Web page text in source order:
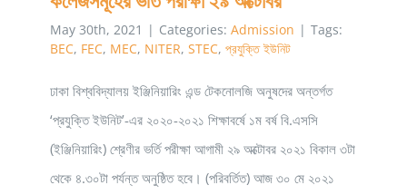
May 30th, 2021 | Categories: Admission | Tags:
BEC, FEC, MEC, NITER, STEC, প্রযুক্তি ইউনিট
ঢাকা বিশ্ববিদ্যালয় ইঞ্জিনিয়ারিং এন্ড টেকনোলজি অনুষদের অন্তর্গত
‘প্রযুক্তি ইউনিট’-এর ২০২০-২০২১ শিক্ষাবর্ষে ১ম বর্ষ বি.এসসি
(ইঞ্জিনিয়ারিং) শ্রেণীর ভর্তি পরীক্ষা আগামী ২৯ অক্টোবর ২০২১ বিকাল ৩টা
থেকে ৪.৩০টা পর্যন্ত অনুষ্ঠিত হবে। (পরিবর্তিত) আজ ৩০ মে ২০২১